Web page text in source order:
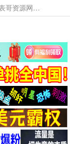
本网站提供资源工具下载，大老表资源工具，大表哥资源网软件工具，大老表资源下载，活动线报福利资源分享,活动线报，大型网游经典游戏，网络热门技术游戏辅助交流与分享。